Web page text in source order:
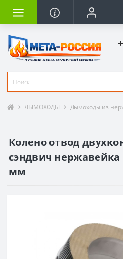
ДЫМОХОДЫ Дымоходы из
Колено отвод
сэндвич нержавейка
мм